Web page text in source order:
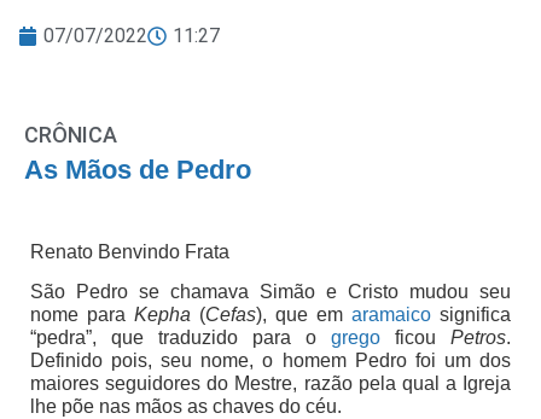
07/07/2022 11:27
CRÔNICA
As Mãos de Pedro
Renato Benvindo Frata
São Pedro se chamava Simão e Cristo mudou seu
nome para Kepha (Cefas), que em aramaico significa
“pedra”, que traduzido para o grego ficou Petros.
Definido pois, seu nome, o homem Pedro foi um dos
maiores seguidores do Mestre, razão pela qual a Igreja
lhe põe nas mãos as chaves do céu.